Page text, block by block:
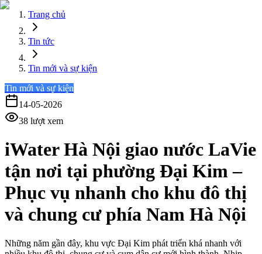
Trang chủ
Tin tức
Tin mới và sự kiện
Tin mới và sự kiện
14-05-2026
38 lượt xem
iWater Hà Nội giao nước LaVie
tận nơi tại phường Đại Kim –
Phục vụ nhanh cho khu đô thị
và chung cư phía Nam Hà Nội
Những năm gần đây, khu vực Đại Kim phát triển khá nhanh với